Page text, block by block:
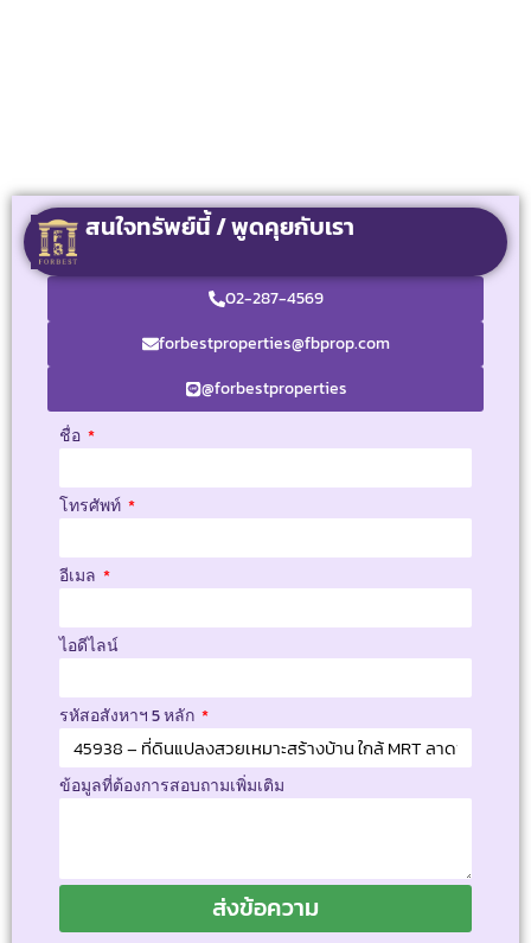
สนใจทรัพย์นี้ / พูดคุยกับเรา
02-287-4569
forbestproperties@fbprop.com
@forbestproperties
ชื่อ
โทรศัพท์
อีเมล
ไอดีไลน์
รหัสอสังหาฯ 5 หลัก
ข้อมูลที่ต้องการสอบถามเพิ่มเติม
ส่งข้อความ